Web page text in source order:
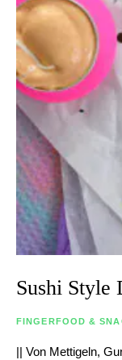
Sushi Style
FINGERFOOD &
|| Von Mettigeln,